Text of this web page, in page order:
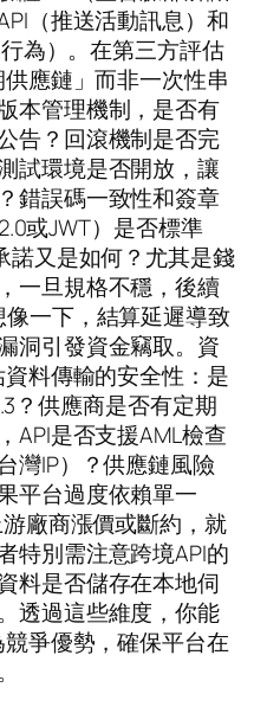
（推送活動訊息）和
為）。在第三方評估
應鏈」而非一次性串
本管理機制，是否有
告？回滾機制是否完
試環境是否開放，讓
錯誤碼一致性和簽章
或JWT）是否標準
諾又是如何？尤其是錢
一旦規格不穩，後續
一下，結算延遲導致
洞引發資金竊取。資
料傳輸的安全性：是
？供應商是否有定期
API是否支援AML檢查
灣IP）？供應鏈風險
平台過度依賴單一
游廠商漲價或斷約，就
特別需注意跨境API的
料是否儲存在本地伺
透過這些維度，你能
爭優勢，確保平台在